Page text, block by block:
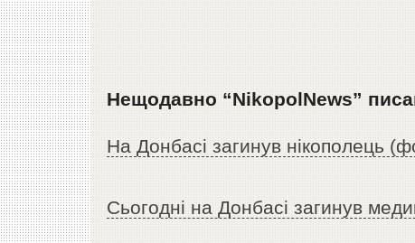
Нещодавно “NikopolNews”
На Донбасі загинув нікополець
Сьогодні на Донбасі загинув